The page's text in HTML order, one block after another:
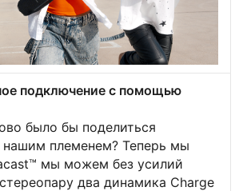
подключение с помощью
было бы поделиться
племенем? Теперь мы
мы можем без усилий
два динамика Charge